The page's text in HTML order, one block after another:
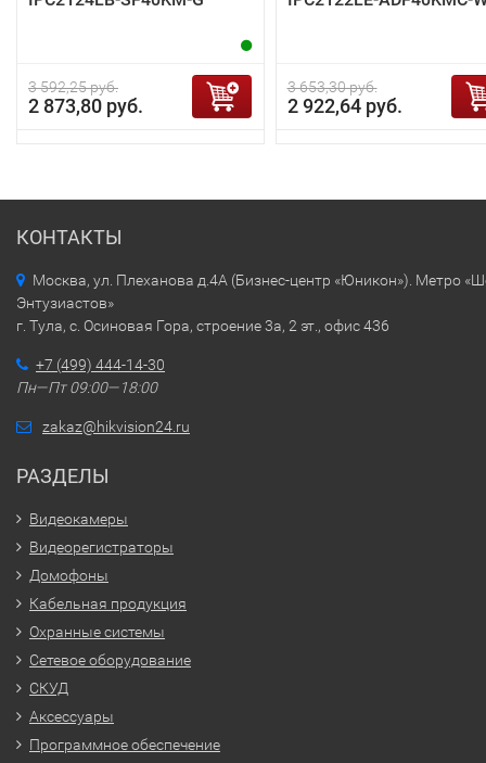
3 592,25 руб.
2 873,80 руб.
3 653,30 руб.
2 922,64 руб.
КОНТАКТЫ
Москва, ул. Плеханова д.4А (Бизнес-центр «Юникон»). Метро
Энтузиастов»
г. Тула, с. Осиновая Гора, строение 3а, 2 эт., офис 436
+7 (499) 444-14-30
Пн—Пт 09:00—18:00
zakaz@hikvision24.ru
РАЗДЕЛЫ
Видеокамеры
Видеорегистраторы
Домофоны
Кабельная продукция
Охранные системы
Сетевое оборудование
СКУД
Аксессуары
Программное обеспечение